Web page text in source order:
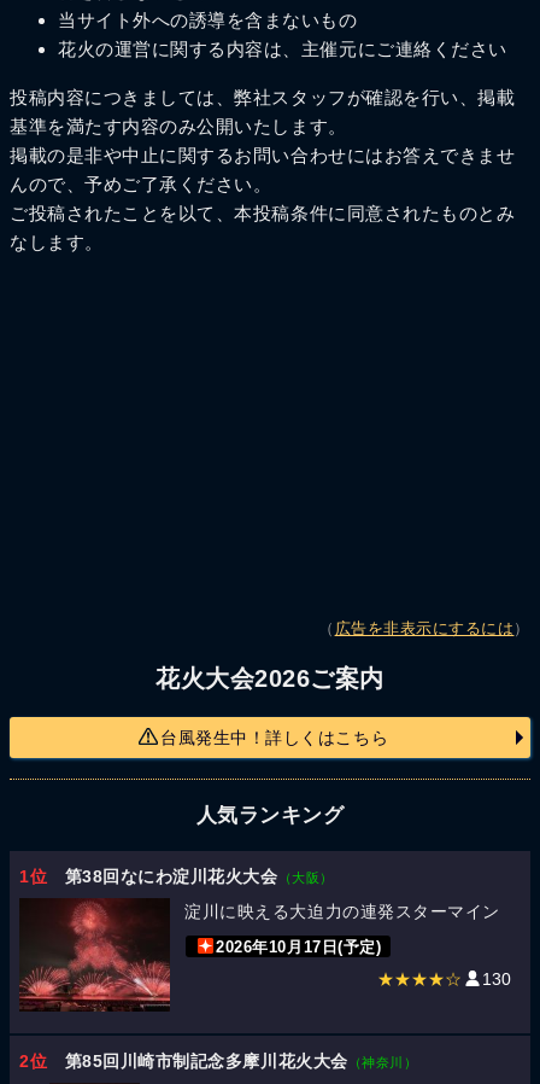
当サイト外への誘導を含まないもの
花火の運営に関する内容は、主催元にご連絡ください
投稿内容につきましては、弊社スタッフが確認を行い、掲載
基準を満たす内容のみ公開いたします。
掲載の是非や中止に関するお問い合わせにはお答えできませ
んので、予めご了承ください。
ご投稿されたことを以て、本投稿条件に同意されたものとみ
なします。
（ 広告を非表示にするには ）
花火大会2026ご案内
台風発生中！詳しくはこちら
人気ランキング
1位 第38回なにわ淀川花火大会 （大阪）
淀川に映える大迫力の連発スターマイン
2026年10月17日(予定)
★★★★☆ 130
2位 第85回川崎市制記念多摩川花火大会 （神奈川）